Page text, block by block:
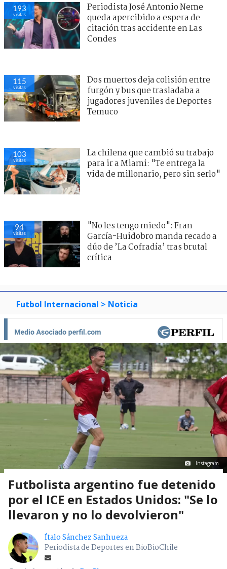
193
visitas
Periodista José Antonio Neme
queda apercibido a espera de
citación tras accidente en Las
Condes
115
visitas
Dos muertos deja colisión entre
furgón y bus que trasladaba a
jugadores juveniles de Deportes
Temuco
103
visitas
La chilena que cambió su trabajo
para ir a Miami: "Te entrega la
vida de millonario, pero sin serlo"
94
visitas
"No les tengo miedo": Fran
García-Huidobro manda recado a
dúo de ’La Cofradía’ tras brutal
crítica
Futbol Internacional > Noticia
Instagram
Futbolista argentino fue detenido
por el ICE en Estados Unidos: "Se lo
llevaron y no lo devolvieron"
Ítalo Sánchez Sanhueza
Periodista de Deportes en BioBioChile